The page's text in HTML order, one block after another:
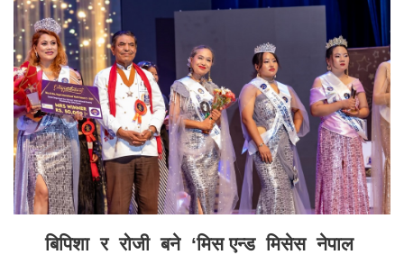
बिपिशा र रोजी बने ‘मिस एन्ड मिसेस नेपाल